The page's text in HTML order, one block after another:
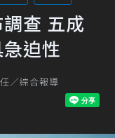
查 五成
迫性
／綜合報導